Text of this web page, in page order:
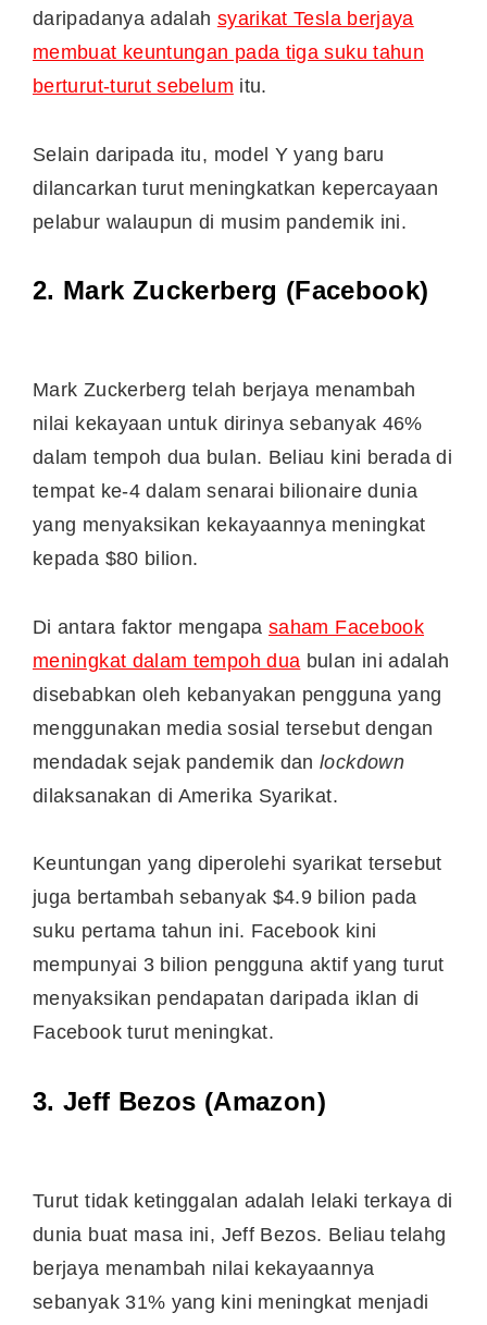
daripadanya adalah syarikat Tesla berjaya
membuat keuntungan pada tiga suku tahun
berturut-turut sebelum itu.
Selain daripada itu, model Y yang baru
dilancarkan turut meningkatkan kepercayaan
pelabur walaupun di musim pandemik ini.
2. Mark Zuckerberg (Facebook)
Mark Zuckerberg telah berjaya menambah
nilai kekayaan untuk dirinya sebanyak 46%
dalam tempoh dua bulan. Beliau kini berada di
tempat ke-4 dalam senarai bilionaire dunia
yang menyaksikan kekayaannya meningkat
kepada $80 bilion.
Di antara faktor mengapa saham Facebook
meningkat dalam tempoh dua bulan ini adalah
disebabkan oleh kebanyakan pengguna yang
menggunakan media sosial tersebut dengan
mendadak sejak pandemik danlockdown
dilaksanakan di Amerika Syarikat.
Keuntungan yang diperolehi syarikat tersebut
juga bertambah sebanyak $4.9 bilion pada
suku pertama tahun ini. Facebook kini
mempunyai 3 bilion pengguna aktif yang turut
menyaksikan pendapatan daripada iklan di
Facebook turut meningkat.
3. Jeff Bezos (Amazon)
Turut tidak ketinggalan adalah lelaki terkaya di
dunia buat masa ini, Jeff Bezos. Beliau telahg
berjaya menambah nilai kekayaannya
sebanyak 31% yang kini meningkat menjadi